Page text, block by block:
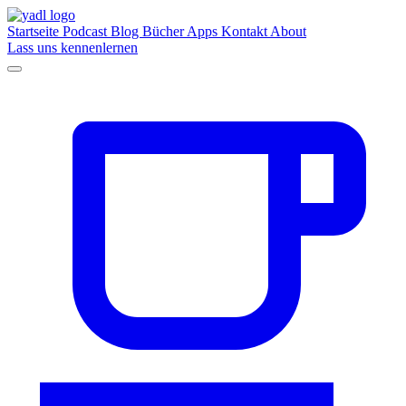
Startseite Podcast Blog BücherApps Kontakt About
Lass uns kennenlernen